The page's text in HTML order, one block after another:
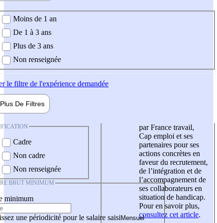
demandée
Moins de 1 an
De 1 à 3 ans
Plus de 3 ans
Non renseignée
le filtre de l'expérience demandée
Plus De Filtres
Cadre
Non cadre
Non renseignée
BRUT MINIMUM
minimum
une périodicité pour le salaire saisi
par France travail,
Cap emploi et ses
partenaires pour ses
actions concrètes en
faveur du recrutement,
de l’intégration et de
l’accompagnement de
ses collaborateurs en
situation de handicap.
Pour en savoir plus,
consultez cet article.